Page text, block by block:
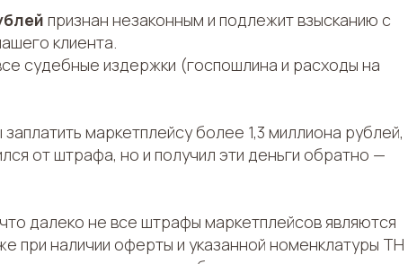
признан незаконным и подлежит взысканию с
клиента.
судебные издержки (госпошлина и расходы на
маркетплейсу более 1,3 миллиона рублей,
от штрафа, но и получил эти деньги обратно —
далеко не все штрафы маркетплейсов являются
при наличии оферты и указанной номенклатуры ТН